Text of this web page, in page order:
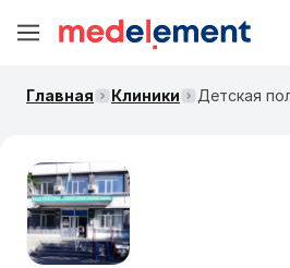
Главная Клиники Детская